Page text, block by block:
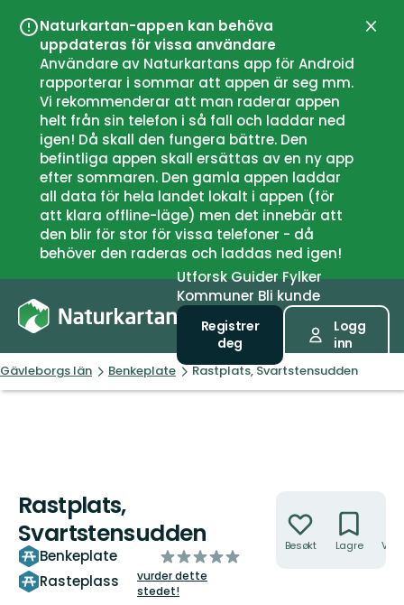
Naturkartan-appen kan behöva
uppdateras för vissa användare
Användare av Naturkartans app för Android
rapporterar i sommar att appen är seg mm.
Vi rekommenderar att man raderar appen
helt från sin telefon i så fall och laddar ned
igen! Då skall den fungera bättre. Den
befintliga appen skall ersättas av en ny app
efter sommaren. Den gamla appen laddar
all data för hela landet lokalt i appen (för
att klara offline-läge) men det innebär att
den blir för stor för vissa telefoner - då
behöver den raderas och laddas ned igen!
Lukk
UtforskGuiderFylker
Kommuner Bli kunde
Registrer
deg
Logg
inn
Gävleborgs län Benkeplate Rastplats, Svartstensudden
Rastplats,
Svartstensudden
Benkeplate
Rasteplass
av
5
stjerner
vurder dette
stedet!
Besøkt Lagre